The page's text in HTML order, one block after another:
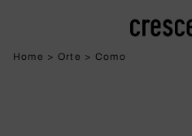
Home > Orte > Como